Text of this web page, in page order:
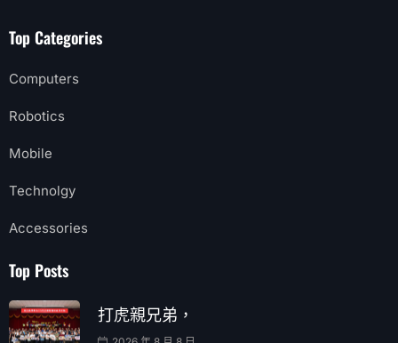
Top Categories
Computers
Robotics
Mobile
Technolgy
Accessories
Top Posts
打虎親兄弟，